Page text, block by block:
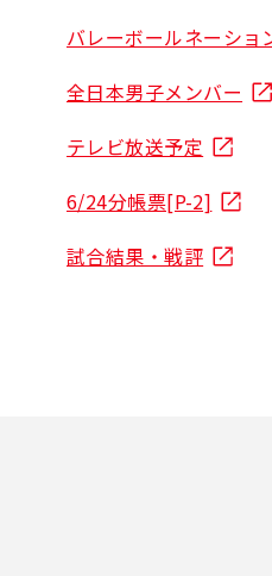
バレーボールネーショ
全日本男子メンバー
テレビ放送予定
6/24分帳票[P-2]
試合結果・戦評